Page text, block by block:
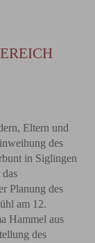
K
Eltern und
des
in Siglingen
Planung des
am 12.
Hammel aus
des